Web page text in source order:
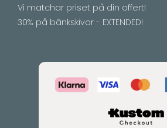
Vi matchar priset på din offert!
30% på bänkskivor - EXTENDED!